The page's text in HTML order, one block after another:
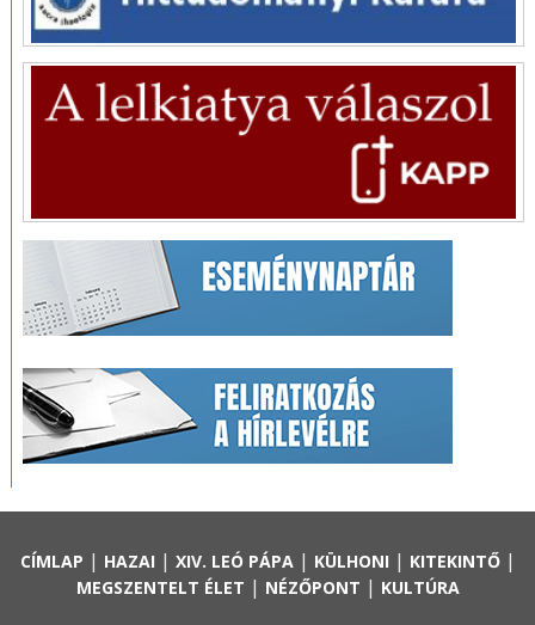
CÍMLAP | HAZAI | XIV. LEÓ PÁPA| KÜLHONI | KITEKINTŐ|
MEGSZENTELT ÉLET | NÉZŐPONT | KULTÚRA